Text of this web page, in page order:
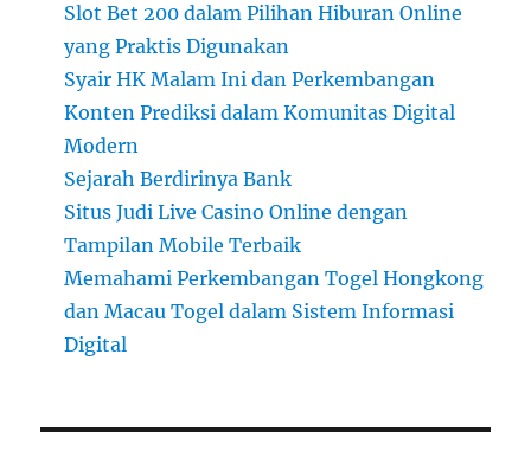
Slot Bet 200 dalam Pilihan Hiburan Online
yang Praktis Digunakan
Syair HK Malam Ini dan Perkembangan
Konten Prediksi dalam Komunitas Digital
Modern
Sejarah Berdirinya Bank
Situs Judi Live Casino Online dengan
Tampilan Mobile Terbaik
Memahami Perkembangan Togel Hongkong
dan Macau Togel dalam Sistem Informasi
Digital